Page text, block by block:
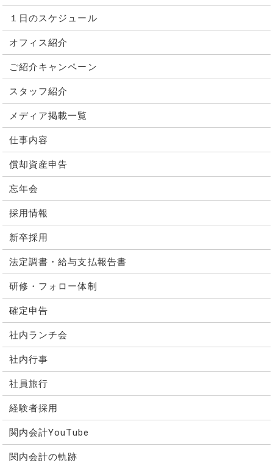
１日のスケジュール
オフィス紹介
ご紹介キャンペーン
スタッフ紹介
メディア掲載一覧
仕事内容
償却資産申告
忘年会
採用情報
新卒採用
法定調書・給与支払報告書
研修・フォロー体制
確定申告
社内ランチ会
社内行事
社員旅行
経験者採用
関内会計YouTube
関内会計の軌跡